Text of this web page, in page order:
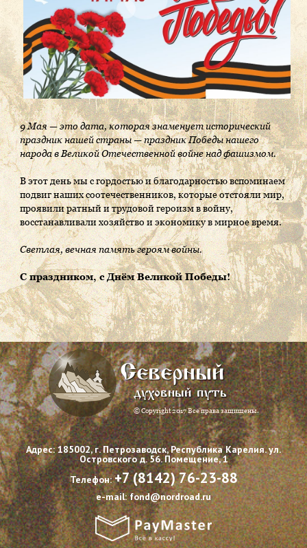
9 Мая — это дата, которая знаменует исторический
праздник нашей страны — праздник Победы нашего
народа в Великой Отечественной войне над фашизмом.
В этот день мы с гордостью и благодарностью вспоминаем
подвиг наших соотечественников, которые отстояли мир,
проявили ратный и трудовой героизм в войну,
восстанавливали хозяйство и экономику в мирное время.
Светлая, вечная память героям войны.
С праздником, с Днём Великой Победы!
Северный
духовный путь
© Copyright 2017 Все права защищены.
Адрес: 185002, г. Петрозаводск, Республика Карелия. ул.
Островского д. 56. Помещение, 1
Телефон:+7 (8142) 76-23-88
e-mail: fond@nordroad.ru